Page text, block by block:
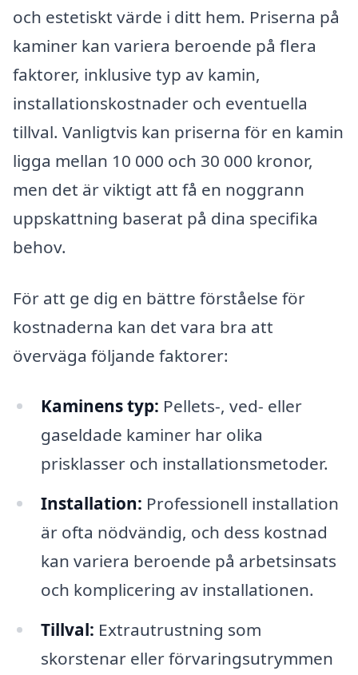
och estetiskt värde i ditt hem. Priserna på
kaminer kan variera beroende på flera
faktorer, inklusive typ av kamin,
installationskostnader och eventuella
tillval. Vanligtvis kan priserna för en kamin
ligga mellan 10 000 och 30 000 kronor,
men det är viktigt att få en noggrann
uppskattning baserat på dina specifika
behov.
För att ge dig en bättre förståelse för
kostnaderna kan det vara bra att
överväga följande faktorer:
Kaminens typ: Pellets-, ved- eller
gaseldade kaminer har olika
prisklasser och installationsmetoder.
Installation: Professionell installation
är ofta nödvändig, och dess kostnad
kan variera beroende på arbetsinsats
och komplicering av installationen.
Tillval: Extrautrustning som
skorstenar eller förvaringsutrymmen